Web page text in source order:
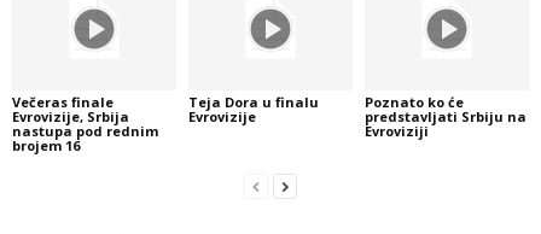
Večeras finale
Evrovizije, Srbija
nastupa pod rednim
brojem 16
Teja Dora u finalu
Evrovizije
Poznato ko će
predstavljati Srbiju na
Evroviziji